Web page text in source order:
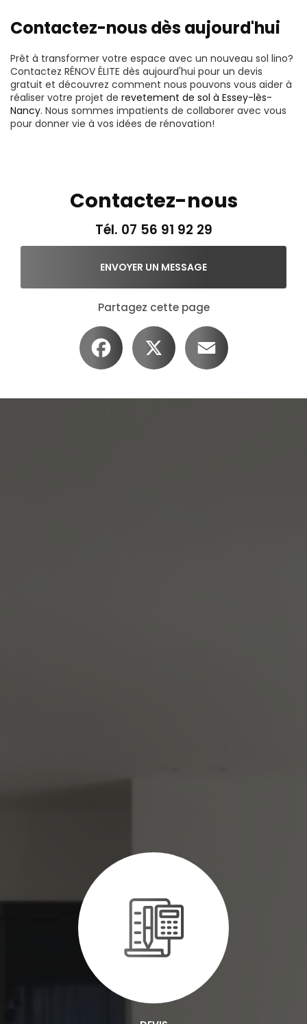
Contactez-nous dès aujourd'hui
Prêt à transformer votre espace avec un nouveau sol lino?
Contactez RÉNOV ÉLITE dès aujourd'hui pour un devis
gratuit et découvrez comment nous pouvons vous aider à
réaliser votre projet de revetement de sol à Essey-lès-
Nancy. Nous sommes impatients de collaborer avec vous
pour donner vie à vos idées de rénovation!
Contactez-nous
Tél. 07 56 91 92 29
ENVOYER UN MESSAGE
Partagez cette page
Facebook